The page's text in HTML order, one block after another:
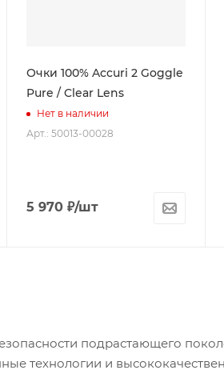
Очки 100% Accuri 2 Goggle
Pure / Clear Lens
Нет в наличии
Арт.: 50013-00028
5 970₽/шт
подрастающего
технологии и